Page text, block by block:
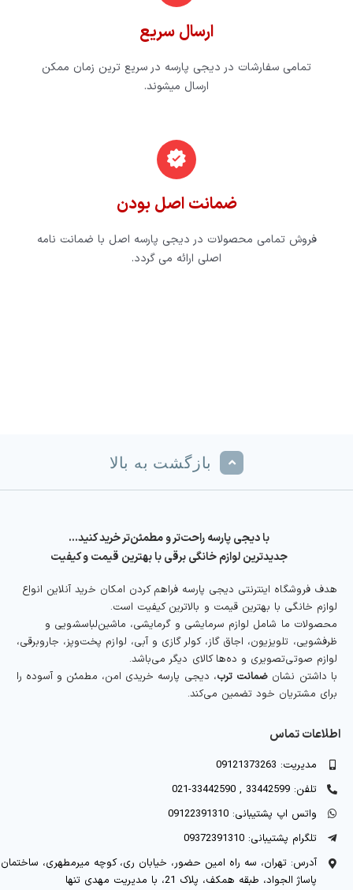
ارسال سریع
تمامی سفارشات در دیجی پارسه در سریع ترین زمان ممکن
ارسال می‎شوند.
ضمانت اصل بودن
فروش تمامی محصولات در دیجی پارسه اصل با ضمانت نامه
اصلی ارائه می گردد.
بازگشت به بالا
با دیجی پارسه راحت‌تر و مطمئن‌تر خرید کنید…
جدیدترین لوازم خانگی برقی با بهترین قیمت و کیفیت
هدف فروشگاه اینترنتی دیجی پارسه فراهم کردن امکان خرید آنلاین انواع
لوازم خانگی با بهترین قیمت و بالاترین کیفیت است.
محصولات ما شامل لوازم سرمایشی و گرمایشی، ماشین‌لباسشویی و
ظرفشویی، تلویزیون، اجاق گاز، کولر گازی و آبی، لوازم پخت‌وپز، جاروبرقی،
لوازم صوتی‌تصویری و ده‌ها کالای دیگر می‌باشد.
با داشتن نشان ضمانت ترب، دیجی پارسه خریدی امن، مطمئن و آسوده را
برای مشتریان خود تضمین می‌کند.
اطلاعات تماس
مدیریت: 09121373263
تلفن: 33442599 , 33442590-021
واتس اپ پشتیبانی: 09122391310
تلگرام پشتیبانی: 09372391310
آدرس: تهران، سه راه امین حضور، خیابان ری، کوچه میرمطهری، ساختمان
پاساژ الجواد، طبقه همکف، پلاک 21، با مدیریت مهدی تنها